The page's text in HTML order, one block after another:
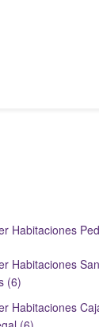
Habitaciones
Habitaciones
(6)
Habitaciones